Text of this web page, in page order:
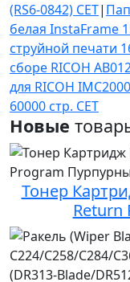
(RS6-0842) CET|
белая InstaFrame
струйной печати
сборе RICOH
для RICOH
60000 стр. CET
Новые
Тонер